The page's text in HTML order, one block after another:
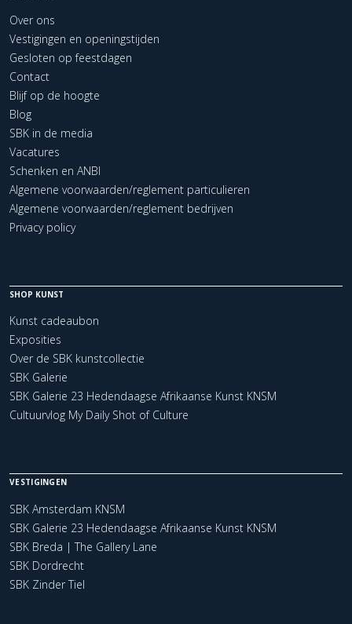
Over ons
Vestigingen en openingstijden
Gesloten op feestdagen
Contact
Blijf op de hoogte
Blog
SBK in de media
Vacatures
Schenken en ANBI
Algemene voorwaarden/reglement particulieren
Algemene voorwaarden/reglement bedrijven
Privacy policy
SHOP KUNST
Kunst cadeaubon
Exposities
Over de SBK kunstcollectie
SBK Galerie
SBK Galerie 23 Hedendaagse Afrikaanse Kunst KNSM
Cultuurvlog My Daily Shot of Culture
VESTIGINGEN
SBK Amsterdam KNSM
SBK Galerie 23 Hedendaagse Afrikaanse Kunst KNSM
SBK Breda | The Gallery Lane
SBK Dordrecht
SBK Zinder Tiel